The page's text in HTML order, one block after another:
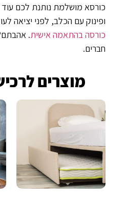
כורסא מושלמת נותנת לכם
ופינוק עם הכלב, לפני יציאה
כורסה בהתאמה אישית.
חברים.
מוצרים